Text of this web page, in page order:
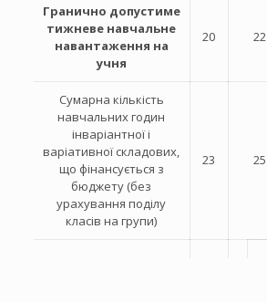
Гранично допустиме
тижневе навчальне
навантаження на
учня
20 22
Сумарна кількість
навчальних годин
інваріантної і
варіативної складових,
що фінансується з
бюджету (без
урахування поділу
класів на групи)
23 25